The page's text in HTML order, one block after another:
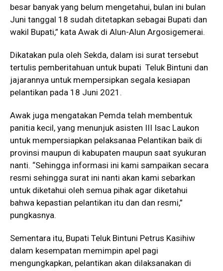
besar banyak yang belum mengetahui, bulan ini bulan
Juni tanggal 18 sudah ditetapkan sebagai Bupati dan
wakil Bupati,” kata Awak di Alun-Alun Argosigemerai.
Dikatakan pula oleh Sekda, dalam isi surat tersebut
tertulis pemberitahuan untuk bupati Teluk Bintuni dan
jajarannya untuk mempersipkan segala kesiapan
pelantikan pada 18 Juni 2021.
Awak juga mengatakan Pemda telah membentuk
panitia kecil, yang menunjuk asisten III Isac Laukon
untuk mempersiapkan pelaksanaa Pelantikan baik di
provinsi maupun di kabupaten maupun saat syukuran
nanti. “Sehingga informasi ini kami sampaikan secara
resmi sehingga surat ini nanti akan kami sebarkan
untuk diketahui oleh semua pihak agar diketahui
bahwa kepastian pelantikan itu dan dan resmi,”
pungkasnya.
Sementara itu, Bupati Teluk Bintuni Petrus Kasihiw
dalam kesempatan memimpin apel pagi
mengungkapkan, pelantikan akan dilaksanakan di